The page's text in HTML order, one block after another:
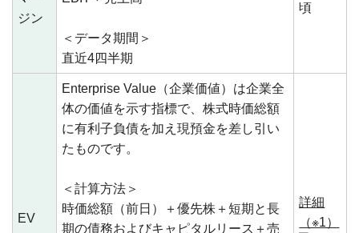
ジン
＜データ期間＞
直近4四半期
頃
EV
Enterprise Value（企業価値）は企業全
体の価値を示す指標で、株式時価総額
に有利子負債を加え現預金を差し引い
たものです。
＜計算方法＞
時価総額（前日）＋優先株＋短期と長
期の債務およびキャピタルリース＋売
詳細
（※1）